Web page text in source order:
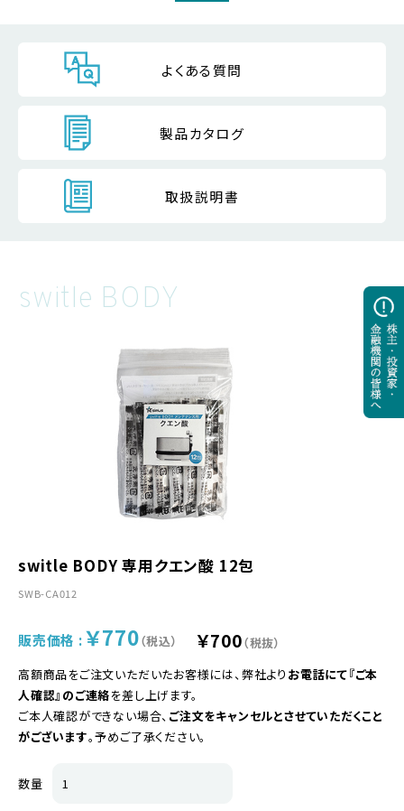
よくある質問
製品カタログ
取扱説明書
switle BODY
switle BODY 専用クエン酸 12包
SWB-CA012
販売価格 : ￥770（税込） ￥700（税抜）
高額商品をご注文いただいたお客様には、弊社より お電話にて『ご本
人確認』のご連絡を差し上げます。
ご本人確認ができない場合、 ご注文をキャンセルとさせていただくこと
がございます。予めご了承ください。
数量